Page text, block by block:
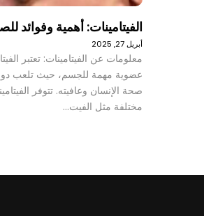
الفيتامينات: أهمية وفوائد
أبريل 27, 2025
معلومات عن الفيتامينات: تعتبر
عضوية مهمة للجسم، حيث تلعب
صحة الإنسان وعافيته. تتوفر
مختلفة مثل الفيت…